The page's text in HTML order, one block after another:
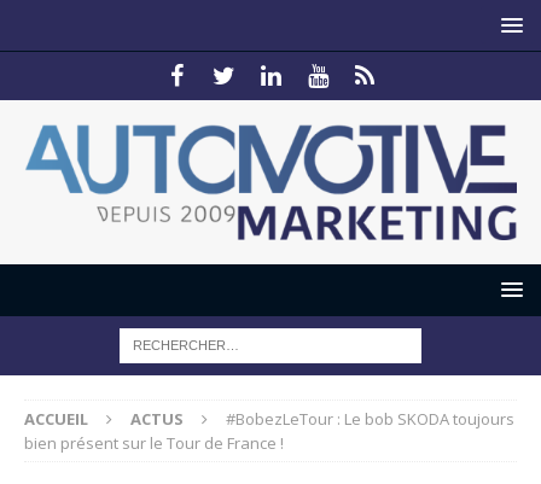
ACCUEIL ACTUS
#BobezLeTour : Le bob SKODA toujours
bien présent sur le Tour de France !